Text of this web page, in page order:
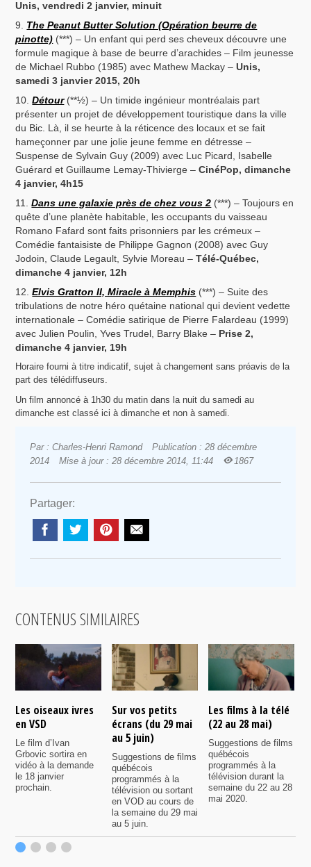
Unis, vendredi 2 janvier, minuit
The Peanut Butter Solution (Opération beurre de
pinotte) (***) – Un enfant qui perd ses cheveux découvre une
formule magique à base de beurre d’arachides – Film jeunesse
de Michael Rubbo (1985) avec Mathew Mackay –Unis,
samedi 3 janvier 2015, 20h
Détour(**½) – Un timide ingénieur montréalais part
présenter un projet de développement touristique dans la ville
du Bic. Là, il se heurte à la réticence des locaux et se fait
hameçonner par une jolie jeune femme en détresse –
Suspense de Sylvain Guy (2009) avec Luc Picard, Isabelle
Guérard et Guillaume Lemay-Thivierge –CinéPop, dimanche
4 janvier, 4h15
Dans une galaxie près de chez vous 2 (***) – Toujours en
quête d’une planète habitable, les occupants du vaisseau
Romano Fafard sont faits prisonniers par les crémeux –
Comédie fantaisiste de Philippe Gagnon (2008) avec Guy
Jodoin, Claude Legault, Sylvie Moreau –Télé-Québec,
dimanche 4 janvier, 12h
Elvis Gratton II, Miracle à Memphis (***) – Suite des
tribulations de notre héro quétaine national qui devient vedette
internationale – Comédie satirique de Pierre Falardeau (1999)
avec Julien Poulin, Yves Trudel, Barry Blake – Prise 2,
dimanche 4 janvier, 19h
Horaire fourni à titre indicatif, sujet à changement sans préavis de la
part des télédiffuseurs.
Un film annoncé à 1h30 du matin dans la nuit du samedi au
dimanche est classé ici à dimanche et non à samedi.
Par : Charles-Henri Ramond
Publication : 28 décembre
2014
Mise à jour : 28 décembre 2014, 11:44 1867
Partager:
CONTENUS SIMILAIRES
Les oiseaux ivres
en VSD
Le film d’Ivan
Grbovic sortira en
vidéo à la demande
le 18 janvier
prochain.
Sur vos petits
écrans (du 29 mai
au 5 juin)
Suggestions de films
québécois
programmés à la
télévision ou sortant
en VOD au cours de
la semaine du 29 mai
au 5 juin.
Les films à la télé
(22 au 28 mai)
Suggestions de films
québécois
programmés à la
télévision durant la
semaine du 22 au 28
mai 2020.